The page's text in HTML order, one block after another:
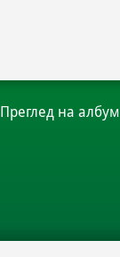
Преглед на